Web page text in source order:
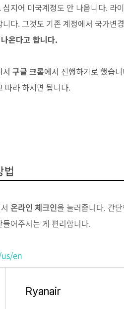
지어 미국계정도 안 나옵니다. 라
니다. 그것도 기존 계정에서 국가변
온다고 합니다.
서 구글 크롬에서 진행하기로 했습
따라 하시면 됩니다.
법
온라인 체크인을 눌러줍니다. 간
어주시는 게 편리합니다.
en
Ryanair